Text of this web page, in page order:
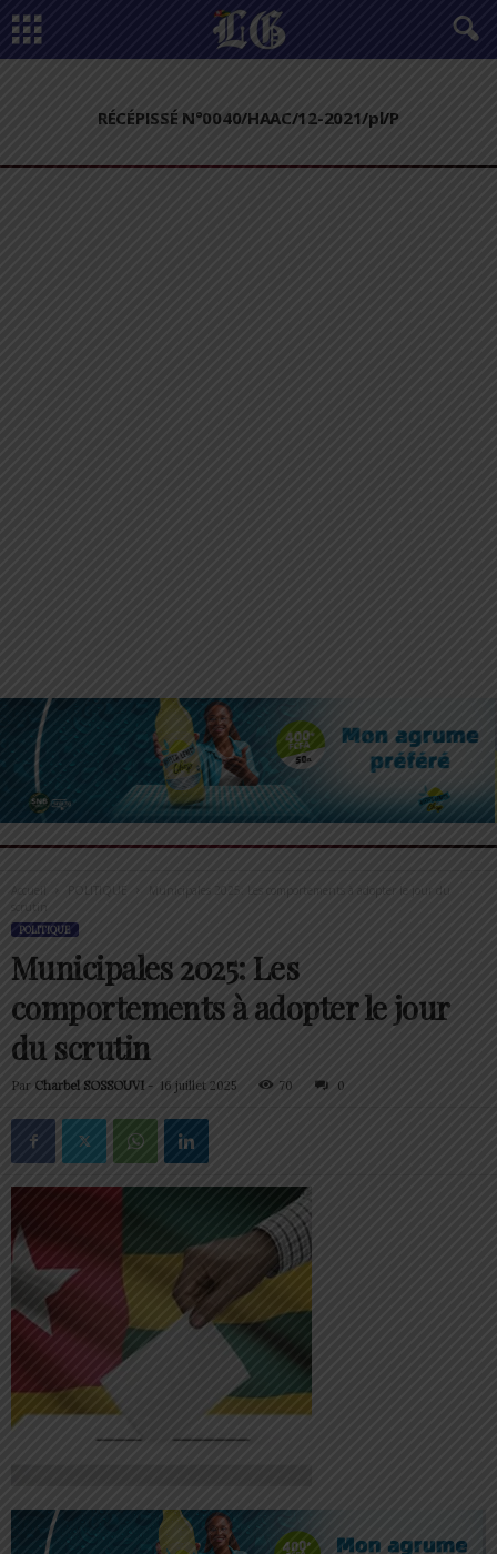
RÉCÉPISSÉ N°0040/HAAC/12-2021/pl/P
Accueil POLITIQUE
Municipales 2025: Les comportements à adopter le jour du
scrutin
POLITIQUE
Municipales 2025: Les
comportements à adopter le jour
du scrutin
Par Charbel SOSSOUVI - 16 juillet 2025 70 0